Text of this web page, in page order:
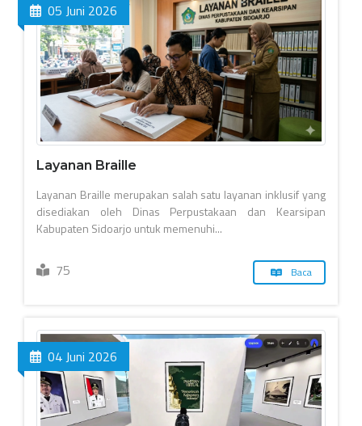
05 Juni 2026
Layanan Braille
Layanan Braille merupakan salah satu layanan inklusif yang
disediakan oleh Dinas Perpustakaan dan Kearsipan
Kabupaten Sidoarjo untuk memenuhi...
75 Baca
04 Juni 2026